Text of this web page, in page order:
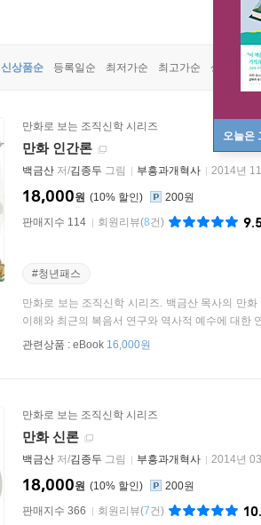
오늘은
신상품순 등록일순 최저가순 최고가순 상품명순
만화로 보는 조직신학 시리즈
만화 인간론
백금산 저/김종두 그림 부흥과개혁사 2014년
10%
18,000원
200원
판매지수 114
회원리뷰(8건)
#청년패스
만화로 보는 조직신학 시리즈. 백금산 목사의 만
이해와 최근의 복음서 연구와 역사적 예수에 대한
관련상품 : eBook 16,000원
만화로 보는 조직신학 시리즈
만화 신론
백금산 저/김종두 그림 부흥과개혁사 2014년
10%
18,000원
200원
판매지수 366
회원리뷰(7건)